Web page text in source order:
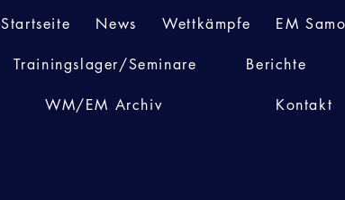
Startseite News Wettkämpfe EM
Trainingslager/Seminare Berichte
WM/EM Archiv Kontakt